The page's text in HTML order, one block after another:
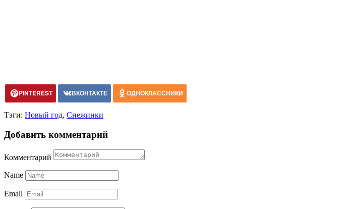
PINTEREST ВКОНТАКТЕ ОДНОКЛАССНИКИ
Тэги: Новый год, Снежинки
Добавить комментарий
Комментарий
Name
Email